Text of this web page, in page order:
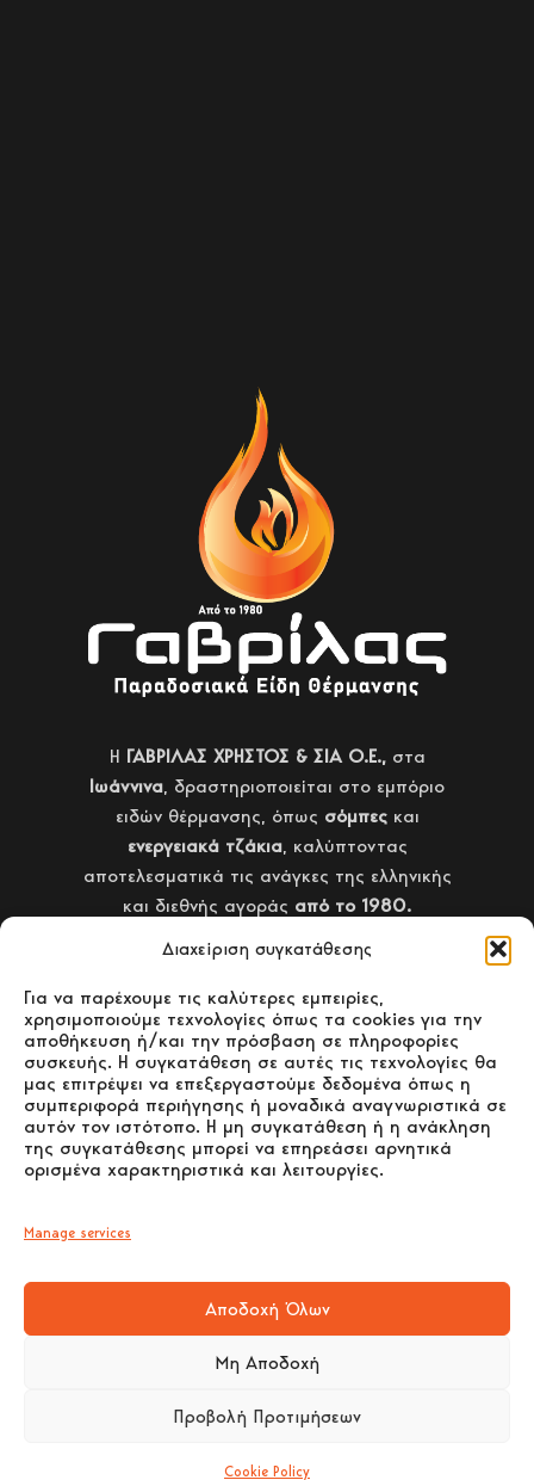
Διαχείριση συγκατάθεσης
Για να παρέχουμε τις καλύτερες εμπειρίες,
χρησιμοποιούμε τεχνολογίες όπως τα cookies για την
αποθήκευση ή/και την πρόσβαση σε πληροφορίες
συσκευής. Η συγκατάθεση σε αυτές τις τεχνολογίες θα
μας επιτρέψει να επεξεργαστούμε δεδομένα όπως η
συμπεριφορά περιήγησης ή μοναδικά αναγνωριστικά σε
αυτόν τον ιστότοπο. Η μη συγκατάθεση ή η ανάκληση
της συγκατάθεσης μπορεί να επηρεάσει αρνητικά
ορισμένα χαρακτηριστικά και λειτουργίες.
Manage services
Αποδοχή Όλων
Μη Αποδοχή
Προβολή Προτιμήσεων
Cookie Policy
H ΓΑΒΡΙΛΑΣ ΧΡΗΣΤΟΣ & ΣΙΑ Ο.Ε.,στα
Ιωάννινα , δραστηριοποιείται στο εμπόριο
ειδών θέρμανσης, όπως σόμπεςκαι
ενεργειακά τζάκια, καλύπτοντας
αποτελεσματικά τις ανάγκες της ελληνικής
και διεθνής αγοράς από το 1980.
Sitemap
ΑΡΧΙΚΗ
ΣΟΜΠΕΣ ΞΥΛΟΥ
ΣΟΜΠΕΣ PELLET
ΕΠΙΚΟΙΝΩΝΙΑ
Στοιχεία Επικοινωνίας